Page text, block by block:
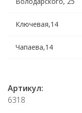
Ключевая,14
Чапаева,14
Артикул:
6318